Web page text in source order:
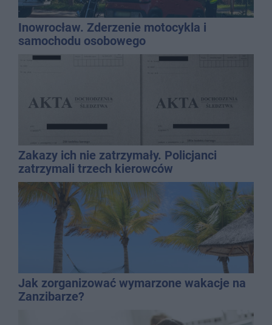
Inowrocław. Zderzenie motocykla i
samochodu osobowego
Zakazy ich nie zatrzymały. Policjanci
zatrzymali trzech kierowców
Jak zorganizować wymarzone wakacje na
Zanzibarze?